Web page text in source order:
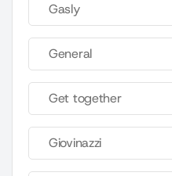
Gasly
General
Get together
Giovinazzi